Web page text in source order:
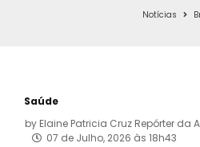
a
Notícias
Saúde
by Elaine Patricia Cruz Repórter da
07 de Julho, 2026 às 18h43